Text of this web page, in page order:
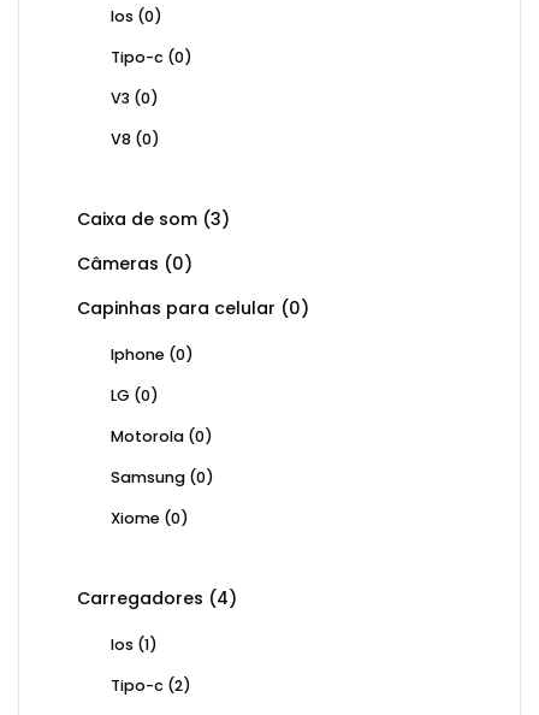
Ios (0)
Tipo-c (0)
V3 (0)
V8 (0)
Caixa de som (3)
Câmeras (0)
Capinhas para celular (0)
Iphone (0)
LG (0)
Motorola (0)
Samsung (0)
Xiome (0)
Carregadores (4)
Ios (1)
Tipo-c (2)